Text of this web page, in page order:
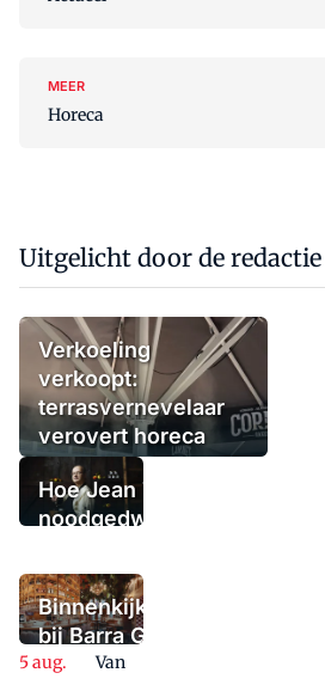
MEER
Horeca
Uitgelicht door de redactie
Verkoeling
verkoopt:
terrasvernevelaar
verovert horeca
Hoe Jean Thoma
noodgedwongen
deuren sloot,
maar niet in
paniek raakte
Binnenkijken
bij Barra Gio
Dio: twee
Van